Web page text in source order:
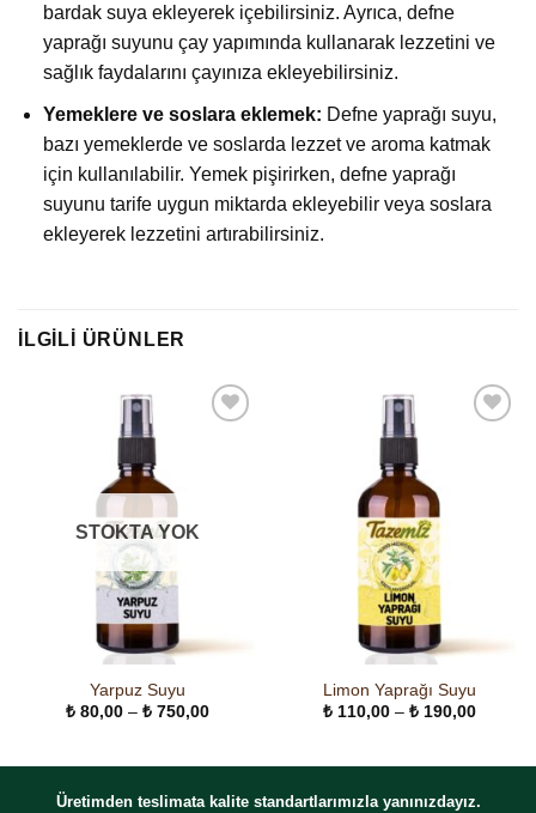
bardak suya ekleyerek içebilirsiniz. Ayrıca, defne
yaprağı suyunu çay yapımında kullanarak lezzetini ve
sağlık faydalarını çayınıza ekleyebilirsiniz.
Yemeklere ve soslara eklemek: Defne yaprağı suyu,
bazı yemeklerde ve soslarda lezzet ve aroma katmak
için kullanılabilir. Yemek pişirirken, defne yaprağı
suyunu tarife uygun miktarda ekleyebilir veya soslara
ekleyerek lezzetini artırabilirsiniz.
İLGILI ÜRÜNLER
STOKTA YOK
Yarpuz Suyu
₺80,00 – ₺750,00Fiyat
Limon Yaprağı Suyu
₺110,00 – ₺190,00Fiyat
Üretimden teslimata kalite standartlarımızla yanınızdayız.